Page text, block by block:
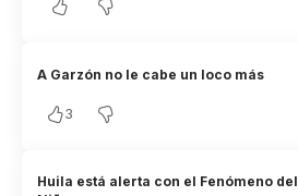
A Garzón no le cabe un loco más
3
Huila está alerta con el Fenómeno del